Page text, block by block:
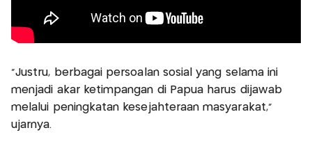
“Justru, berbagai persoalan sosial yang selama ini
menjadi akar ketimpangan di Papua harus dijawab
melalui peningkatan kesejahteraan masyarakat,”
ujarnya.